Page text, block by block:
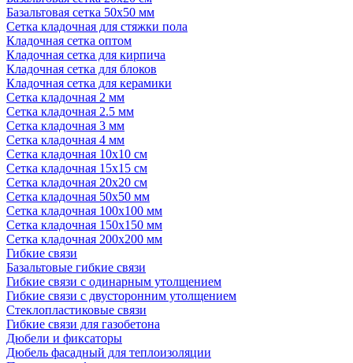
Базальтовая сетка 50x50 мм
Сетка кладочная для стяжки пола
Кладочная сетка оптом
Кладочная сетка для кирпича
Кладочная сетка для блоков
Кладочная сетка для керамики
Сетка кладочная 2 мм
Сетка кладочная 2.5 мм
Сетка кладочная 3 мм
Сетка кладочная 4 мм
Сетка кладочная 10x10 см
Сетка кладочная 15x15 см
Сетка кладочная 20x20 см
Сетка кладочная 50x50 мм
Сетка кладочная 100x100 мм
Сетка кладочная 150x150 мм
Сетка кладочная 200x200 мм
Гибкие связи
Базальтовые гибкие связи
Гибкие связи с одинарным утолщением
Гибкие связи с двусторонним утолщением
Стеклопластиковые связи
Гибкие связи для газобетона
Дюбели и фиксаторы
Дюбель фасадный для теплоизоляции